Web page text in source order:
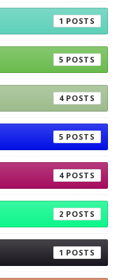
1
5
4
5
4
2
1